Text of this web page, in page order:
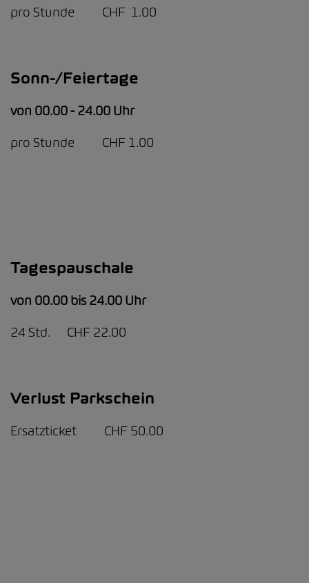
pro Stunde CHF 1.00
Sonn-/Feiertage
von 00.00 - 24.00 Uhr
pro Stunde CHF 1.00
Tagespauschale
von 00.00 bis 24.00 Uhr
24 Std. CHF 22.00
Verlust Parkschein
Ersatzticket CHF 50.00